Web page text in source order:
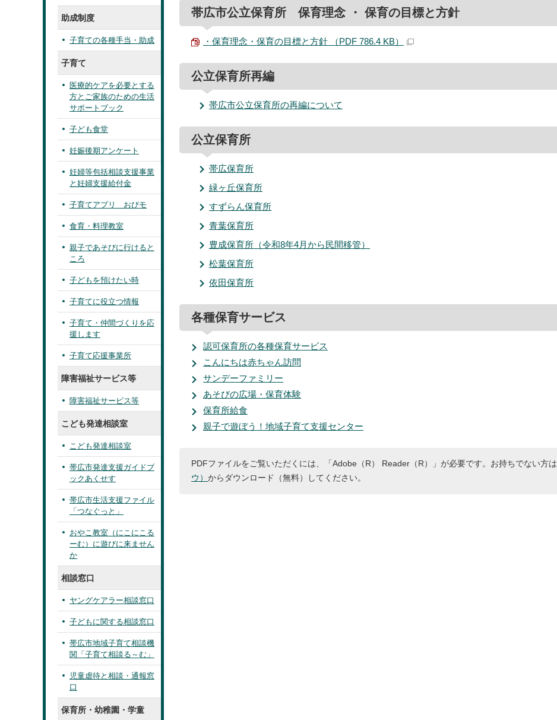
帯広市公立保育所 保育理念 ・ 保育の目標と方針
・保育理念・保育の目標と方針 （PDF 786.4 KB）
公立保育所再編
帯広市公立保育所の再編について
公立保育所
帯広保育所
緑ヶ丘保育所
すずらん保育所
青葉保育所
豊成保育所（令和8年4月から民間移管）
松葉保育所
依田保育所
各種保育サービス
認可保育所の各種保育サービス
こんにちは赤ちゃん訪問
サンデーファミリー
あそびの広場・保育体験
保育所給食
親子で遊ぼう！地域子育て支援センター
PDFファイルをご覧いただくには、「Adobe（R） Reader（R）」が必要です。お持ちでない方は
ウ） からダウンロード（無料）してください。
助成制度
子育ての各種手当・助成
子育て
医療的ケアを必要とする
方とご家族のための生活
サポートブック
子ども食堂
妊娠後期アンケート
妊婦等包括相談支援事業
と妊婦支援給付金
子育てアプリ おびモ
食育・料理教室
親子であそびに行けると
ころ
子どもを預けたい時
子育てに役立つ情報
子育て・仲間づくりを応
援します
子育て応援事業所
障害福祉サービス等
障害福祉サービス等
こども発達相談室
こども発達相談室
帯広市発達支援ガイドブ
ックあくせす
帯広市生活支援ファイル
「つなぐっと」
おやこ教室（にこにこる
ーむ）に遊びに来ません
か
相談窓口
ヤングケアラー相談窓口
子どもに関する相談窓口
帯広市地域子育て相談機
関「子育て相談る～む」
児童虐待と相談・通報窓
口
保育所・幼稚園・学童